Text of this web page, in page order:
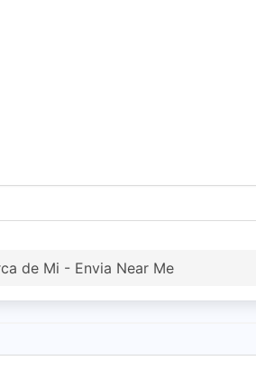
de Mi - Envia Near Me